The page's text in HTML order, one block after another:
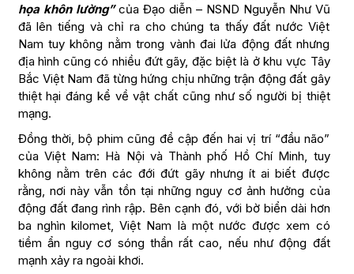
họa khôn lường”của Đạo diễn – NSND Nguyễn Như Vũ
đã lên tiếng và chỉ ra cho chúng ta thấy đất nước Việt
Nam tuy không nằm trong vành đai lửa động đất nhưng
địa hình cũng có nhiều đứt gãy, đặc biệt là ở khu vực Tây
Bắc Việt Nam đã từng hứng chịu những trận động đất gây
thiệt hại đáng kể về vật chất cũng như số người bị thiệt
mạng.
Đồng thời, bộ phim cũng đề cập đến hai vị trí “đầu não”
của Việt Nam: Hà Nội và Thành phố Hồ Chí Minh, tuy
không nằm trên các đới đứt gãy nhưng ít ai biết được
rằng, nơi này vẫn tồn tại những nguy cơ ảnh hưởng của
động đất đang rình rập. Bên cạnh đó, với bờ biển dài hơn
ba nghìn kilomet, Việt Nam là một nước được xem có
tiềm ẩn nguy cơ sóng thần rất cao, nếu như động đất
mạnh xảy ra ngoài khơi.